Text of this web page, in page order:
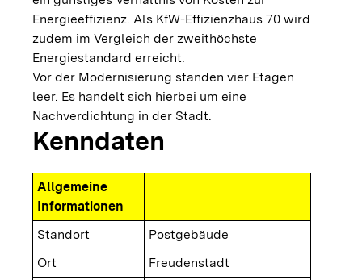
Energieeffizienz. Als KfW-Effizienzhaus 70 wird
zudem im Vergleich der zweithöchste
Energiestandard erreicht.
Vor der Modernisierung standen vier Etagen
leer. Es handelt sich hierbei um eine
Nachverdichtung in der Stadt.
Kenndaten
Allgemeine
Informationen
Standort
Postgebäude
Ort
Freudenstadt